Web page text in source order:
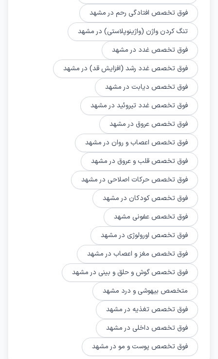
فوق تخصص افتادگی رحم در مشهد
تنگ کردن واژن (واژینوپلاستی) در مشهد
فوق تخصص غدد در مشهد
فوق تخصص غدد رشد (افزایش قد) در مشهد
فوق تخصص دیابت در مشهد
فوق تخصص غدد تیروئید در مشهد
فوق تخصص عروق در مشهد
فوق تخصص اعصاب و روان در مشهد
فوق تخصص قلب و عروق در مشهد
فوق تخصص حرکات اصلاحی در مشهد
فوق تخصص کودکان در مشهد
فوق تخصص عفونی مشهد
فوق تخصص اورولوژی در مشهد
فوق تخصص مغز و اعصاب در مشهد
فوق تخصص گوش و حلق و بینی در مشهد
متخصص بیهوشی و درد مشهد
فوق تخصص تغذیه در مشهد
فوق تخصص داخلی در مشهد
فوق تخصص پوست و مو در مشهد